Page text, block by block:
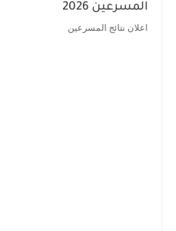
المسرعين 2026
اعلان نتائج المسرعين